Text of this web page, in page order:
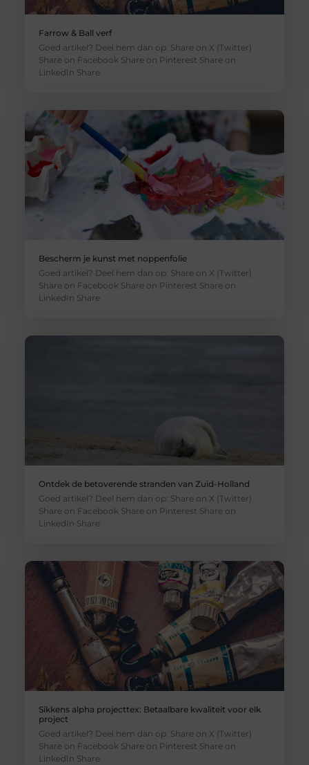
Farrow & Ball verf
Goed artikel? Deel hem dan op: Share on X (Twitter)
Share on Facebook Share on Pinterest Share on
LinkedIn Share
Bescherm je kunst met noppenfolie
Goed artikel? Deel hem dan op: Share on X (Twitter)
Share on Facebook Share on Pinterest Share on
LinkedIn Share
Ontdek de betoverende stranden van Zuid-Holland
Goed artikel? Deel hem dan op: Share on X (Twitter)
Share on Facebook Share on Pinterest Share on
LinkedIn Share
Sikkens alpha projecttex: Betaalbare kwaliteit voor elk
project
Goed artikel? Deel hem dan op: Share on X (Twitter)
Share on Facebook Share on Pinterest Share on
LinkedIn Share